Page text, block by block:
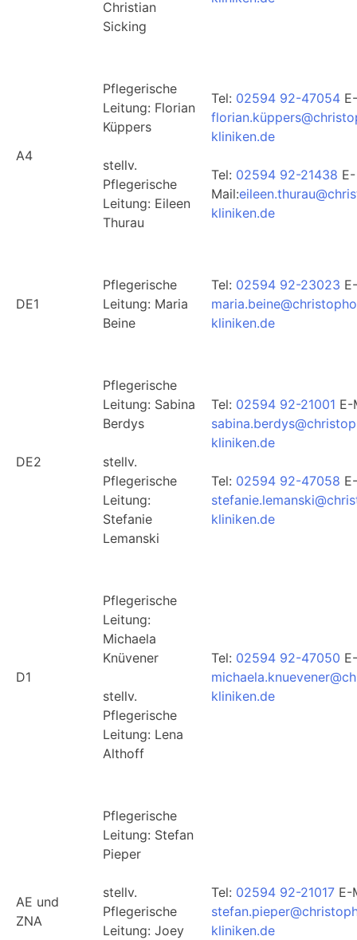
Christian
Sicking
A4
Pflegerische
Leitung: Florian
Küppers
stellv.
Pflegerische
Leitung: Eileen
Thurau
Tel: 02594 92-47054
kliniken.de
Tel: 02594 92-21438 E-
Mail:
kliniken.de
DE1
Pflegerische
Leitung: Maria
Beine
Tel: 02594 92-23023
kliniken.de
DE2
Pflegerische
Leitung: Sabina
Berdys
stellv.
Pflegerische
Leitung:
Stefanie
Lemanski
Tel: 02594 92-21001 E-
kliniken.de
Tel: 02594 92-47058
kliniken.de
D1
Pflegerische
Leitung:
Michaela
Knüvener
stellv.
Pflegerische
Leitung: Lena
Althoff
Tel: 02594 92-47050
kliniken.de
AE und
ZNA
Pflegerische
Leitung: Stefan
Pieper
stellv.
Pflegerische
Leitung: Joey
Tel: 02594 92-21017 E-
kliniken.de